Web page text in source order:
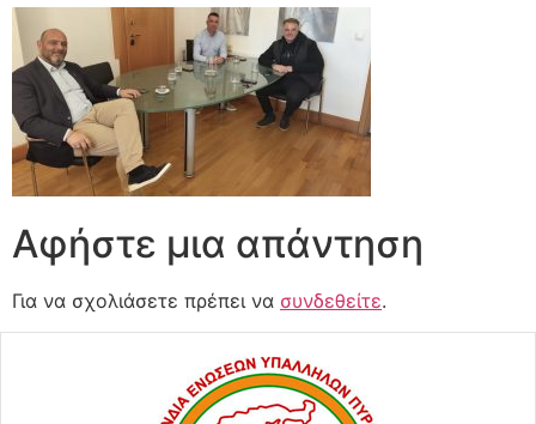
Αφήστε μια απάντηση
Για να σχολιάσετε πρέπει να συνδεθείτε.